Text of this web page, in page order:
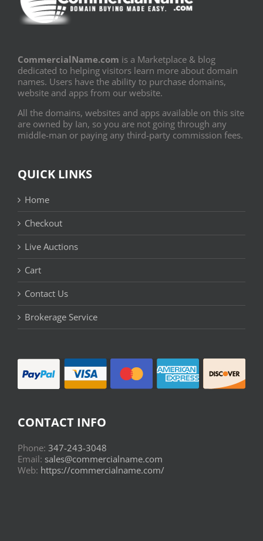
CommercialName.com is a Marketplace & blog
dedicated to helping visitors learn more about domain
names. Users have the ability to purchase domains,
website and apps from our website.
All the domains, websites and apps available on this site
are owned by Ian, so you are not going through any
middle-man or paying any third-party commission fees.
QUICK LINKS
Home
Checkout
Live Auctions
Cart
Contact Us
Brokerage Service
CONTACT INFO
Phone: 347-243-3048
Email: sales@commercialname.com
Web: https://commercialname.com/